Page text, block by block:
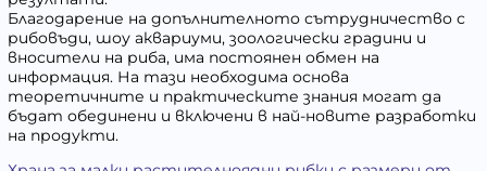
Благодарение на допълнителното сътрудничество с
рибовъди, шоу аквариуми, зоологически градини и
вносители на риба, има постоянен обмен на
информация. На тази необходима основа
теоретичните и практическите знания могат да
бъдат обединени и включени в най-новите разработки
на продукти.